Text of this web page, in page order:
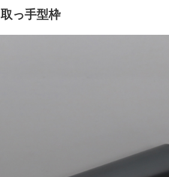
取っ手型枠